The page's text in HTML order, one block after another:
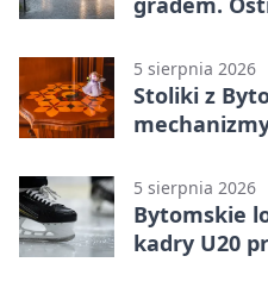
5 sierpnia 2026
Stoliki z
5 sierpnia 2026
Bytomskie
kadry U20